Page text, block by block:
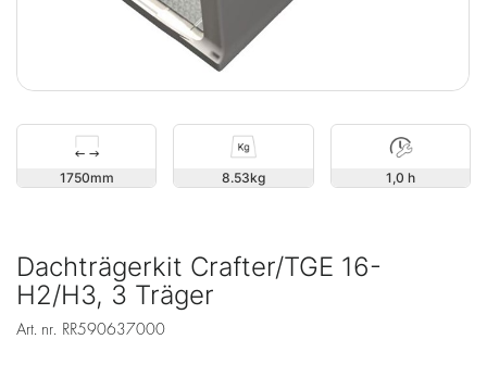
1750 8.53 1,0 h
Dachträgerkit Crafter/TGE 16-
H2/H3, 3 Träger
Art. nr. RR590637000